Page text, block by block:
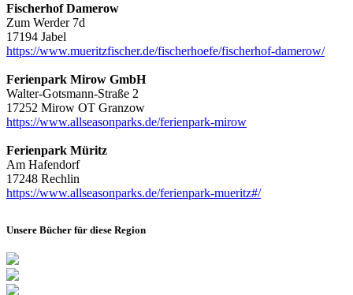
Fischerhof Damerow
Zum Werder 7d
17194 Jabel
https://www.mueritzfischer.de/fischerhoefe/fischerhof-damerow/
Ferienpark Mirow GmbH
Walter-Gotsmann-Straße 2
17252 Mirow OT Granzow
https://www.allseasonparks.de/ferienpark-mirow
Ferienpark Müritz
Am Hafendorf
17248 Rechlin
https://www.allseasonparks.de/ferienpark-mueritz#/
Unsere Bücher für diese Region